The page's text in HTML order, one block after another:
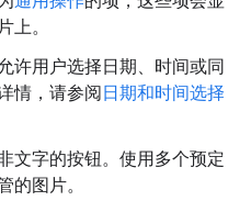
上。
许用户选择日期、时间或同
情，请参阅日期和时间选择
文字的按钮。使用多个预定
的图片。